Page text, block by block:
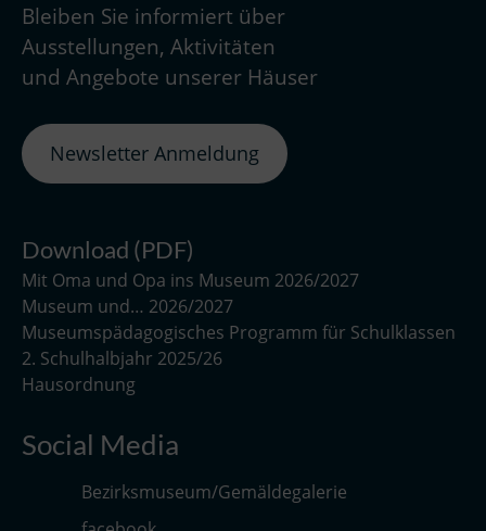
Bleiben Sie informiert über
Ausstellungen, Aktivitäten
und Angebote unserer Häuser
Newsletter Anmeldung
Download (PDF)
Mit Oma und Opa ins Museum 2026/2027
Museum und… 2026/2027
Museumspädagogisches Programm für Schulklassen
2. Schulhalbjahr 2025/26
Hausordnung
Social Media
Bezirksmuseum/Gemäldegalerie